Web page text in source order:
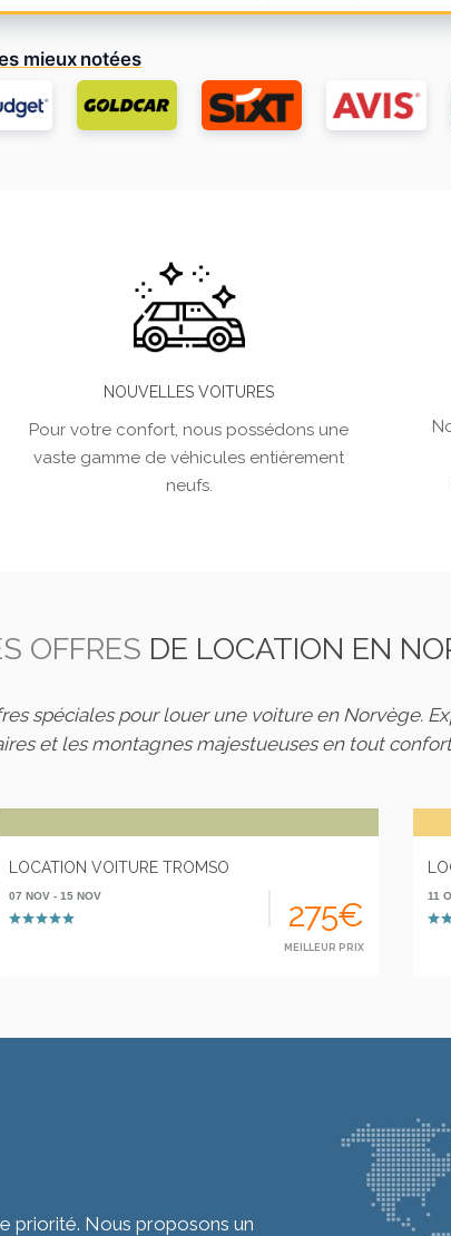
mieux notées
NOUVELLES VOITURES
Pour votre confort, nous possédons une
vaste gamme de véhicules entièrement
neufs.
OFFRES DE LOCATION EN
spéciales pour louer une voiture en Norvège.
et les montagnes majestueuses en tout
LOCATION VOITURE TROMSO
07 NOV - 15 NOV 275€
MEILLEUR PRIX
11
priorité. Nous proposons un